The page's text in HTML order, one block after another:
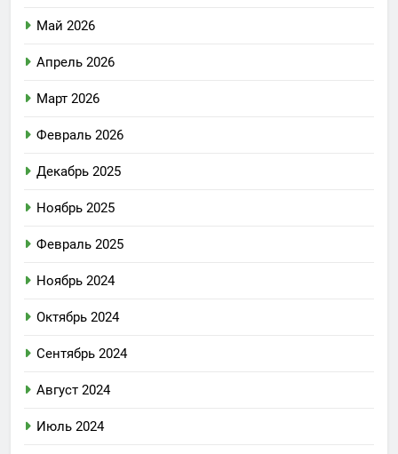
Май 2026
Апрель 2026
Март 2026
Февраль 2026
Декабрь 2025
Ноябрь 2025
Февраль 2025
Ноябрь 2024
Октябрь 2024
Сентябрь 2024
Август 2024
Июль 2024